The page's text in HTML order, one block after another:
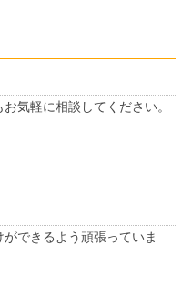
気軽に相談してください。
できるよう頑張っていま